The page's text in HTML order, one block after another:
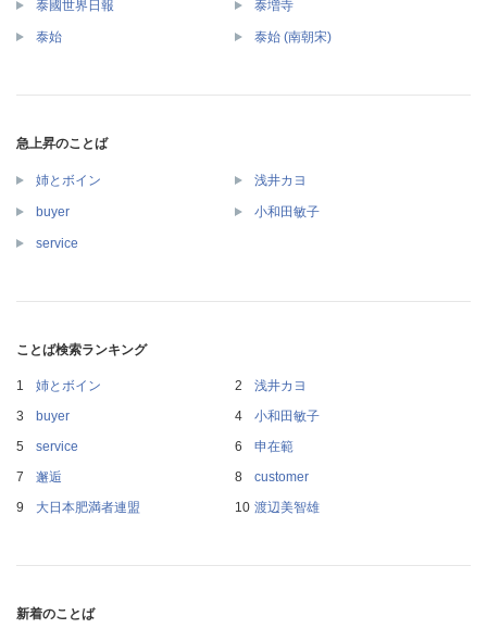
泰國世界日報 泰増寺
泰始 泰始 (南朝宋)
急上昇のことば
姉とボイン 浅井カヨ
buyer 小和田敏子
service
ことば検索ランキング
姉とボイン
浅井カヨ
buyer
小和田敏子
service
申在範
邂逅
customer
大日本肥満者連盟
渡辺美智雄
新着のことば